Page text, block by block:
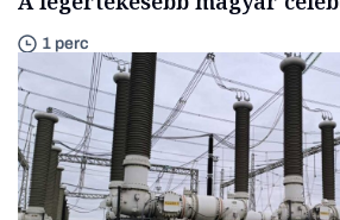
1 perc